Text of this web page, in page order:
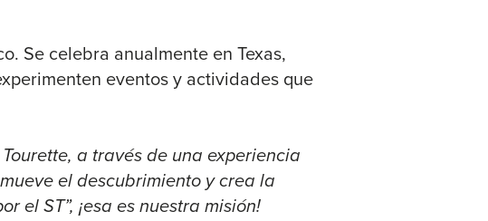
Se celebra anualmente en Texas,
eventos y actividades que
a través de una experiencia
el descubrimiento y crea la
el ST”, ¡esa es nuestra misión!